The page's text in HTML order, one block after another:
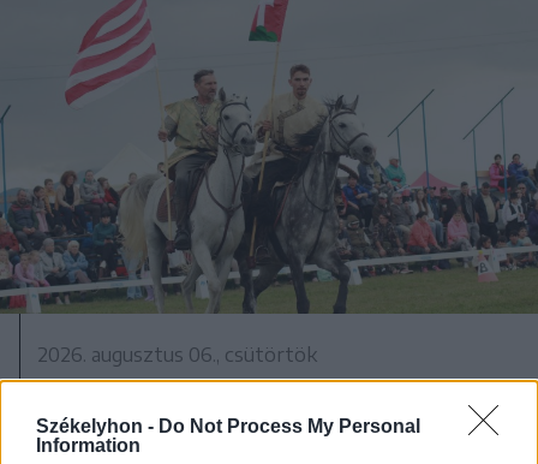
Székelyhon - Do Not Process My Personal
Information
2026. augusztus 06., csütörtök
Székelyföldi Lovas Ünnep